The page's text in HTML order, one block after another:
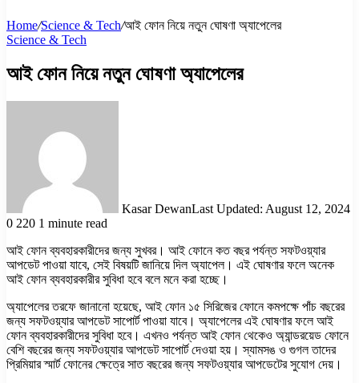
Home/Science & Tech/আই ফোন নিয়ে নতুন ঘোষণা অ্যাপেলের
Science & Tech
আই ফোন নিয়ে নতুন ঘোষণা অ্যাপেলের
Kasar DewanLast Updated: August 12, 2024
0 220 1 minute read
আই ফোন ব্যবহারকারীদের জন্য সুখবর। আই ফোনে কত বছর পর্যন্ত সফটওয়্যার
আপডেট পাওয়া যাবে, সেই বিষয়টি জানিয়ে দিল অ্যাপেল। এই ঘোষণার ফলে অনেক
আই ফোন ব্যবহারকারীর সুবিধা হবে বলে মনে করা হচ্ছে।
অ্যাপেলের তরফে জানানো হয়েছে, আই ফোন ১৫ সিরিজের ফোনে কমপক্ষে পাঁচ বছরের
জন্য সফটওয়্যার আপডেট সাপোর্ট পাওয়া যাবে। অ্যাপেলের এই ঘোষণার ফলে আই
ফোন ব্যবহারকারীদের সুবিধা হবে। এখনও পর্যন্ত আই ফোন থেকেও অ্যান্ডরয়েড ফোনে
বেশি বছরের জন্য সফটওয়্যার আপডেট সাপোর্ট দেওয়া হয়। স্যামসঙ ও গুগল তাদের
প্রিমিয়ার স্মার্ট ফোনের ক্ষেত্রে সাত বছরের জন্য সফটওয়্যার আপডেটের সুযোগ দেয়।